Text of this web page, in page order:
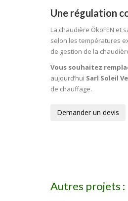
Une régulation
La chaudière ÖkoFEN
selon les températures
de gestion de la
Vous souhaitez
aujourd’hui Sarl Soleil
de chauffage.
Demander un devis
Autres projets :